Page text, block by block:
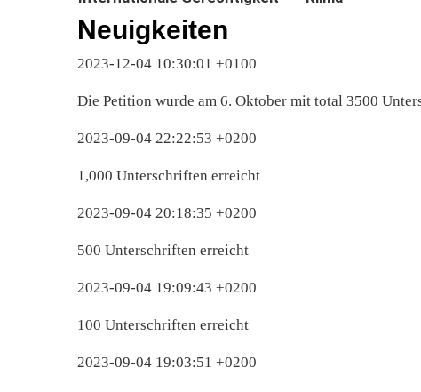
Neuigkeiten
2023-12-04 10:30:01 +0100
Die Petition wurde am 6. Oktober mit total 3500
2023-09-04 22:22:53 +0200
1,000 Unterschriften erreicht
2023-09-04 20:18:35 +0200
500 Unterschriften erreicht
2023-09-04 19:09:43 +0200
100 Unterschriften erreicht
2023-09-04 19:03:51 +0200